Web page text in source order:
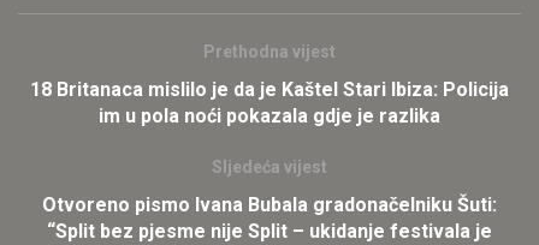
Prethodna vijest
18 Britanaca mislilo je da je Kaštel Stari Ibiza: Policija
im u pola noći pokazala gdje je razlika
Sljedeća vijest
Otvoreno pismo Ivana Bubala gradonačelniku Šuti:
“Split bez pjesme nije Split – ukidanje festivala je